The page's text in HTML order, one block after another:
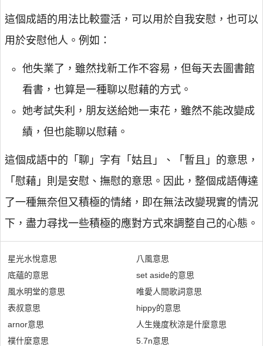
這個成語的用法比較靈活，可以用於自我安慰，也可以
用於安慰他人。例如：
他失業了，雖然找新工作不容易，但每天去圖書館
看書，也算是一種聊以慰藉的方式。
她考試失利，朋友送給她一束花，雖然不能改變成
績，但也能聊以慰藉。
這個成語中的「聊」字有「姑且」、「暫且」的意思，
「慰藉」則是安慰、撫慰的意思。因此，整個成語傳達
了一種無奈但又積極的情緒，即在無法改變現實的情況
下，盡力尋找一些積極的應對方式來調整自己的心態。
星光水悅意思
底蘊的意思
風水明堂的意思
表叔意思
arnor意思
襆什麼意思
八風意思
set aside的意思
唯愛人間歌詞意思
hippy的意思
人生幾度秋涼是什麼意思
5.7n意思